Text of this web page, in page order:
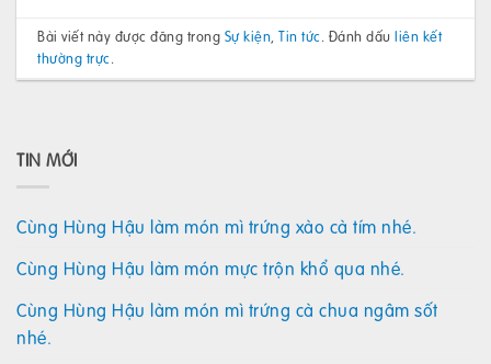
Bài viết này được đăng trong Sự kiện,Tin tức. Đánh dấuliên kết
thường trực.
TIN MỚI
Cùng Hùng Hậu làm món mì trứng xào cà tím nhé.
Cùng Hùng Hậu làm món mực trộn khổ qua nhé.
Cùng Hùng Hậu làm món mì trứng cà chua ngâm sốt
nhé.